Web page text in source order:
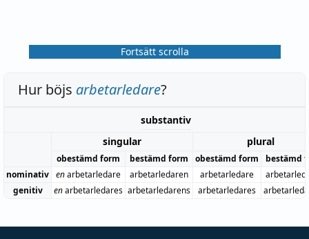
Fortsätt scrolla
Hur böjs arbetarledare?
substantiv
singular
plural
obestämd form bestämd form obestämd form
bestämd
nominativ enarbetarledare arbetarledaren arbetarledare
genitiv
enarbetarledares arbetarledarens arbetarledares